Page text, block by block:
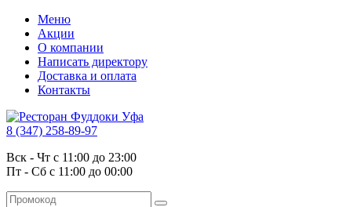
Меню
Акции
О компании
Написать директору
Доставка и оплата
Контакты
8 (347) 258-89-97
Вск - Чт с 11:00 до 23:00
Пт - Сб с 11:00 до 00:00